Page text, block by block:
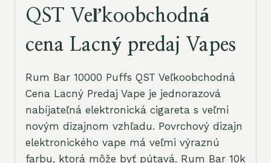
QST Veľkoobchodná
cena Lacný predaj Vapes
Rum Bar 10000 Puffs QST Veľkoobchodná
Cena Lacný Predaj Vape je jednorazová
nabíjateľná elektronická cigareta s veľmi
novým dizajnom vzhľadu. Povrchový dizajn
elektronického vape má veľmi výraznú
farbu, ktorá môže byť pútavá. Rum Bar 10k